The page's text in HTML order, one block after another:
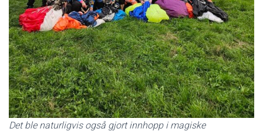
Det ble naturligvis også gjort innhopp i magiske